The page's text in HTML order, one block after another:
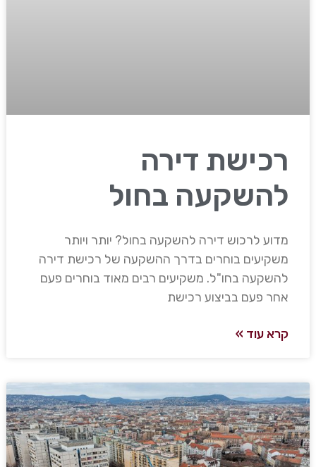
רכישת דירה
להשקעה בחול
מדוע לרכוש דירה להשקעה בחול? יותר ויותר
משקיעים בוחרים בדרך ההשקעה של רכישת דירה
להשקעה בחו"ל. משקיעים רבים מאוד בוחרים פעם
אחר פעם בביצוע רכישת
קרא עוד »